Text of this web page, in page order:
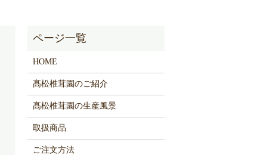
HOME
髙松椎茸園のご紹介
髙松椎茸園の生産風景
取扱商品
ご注文方法